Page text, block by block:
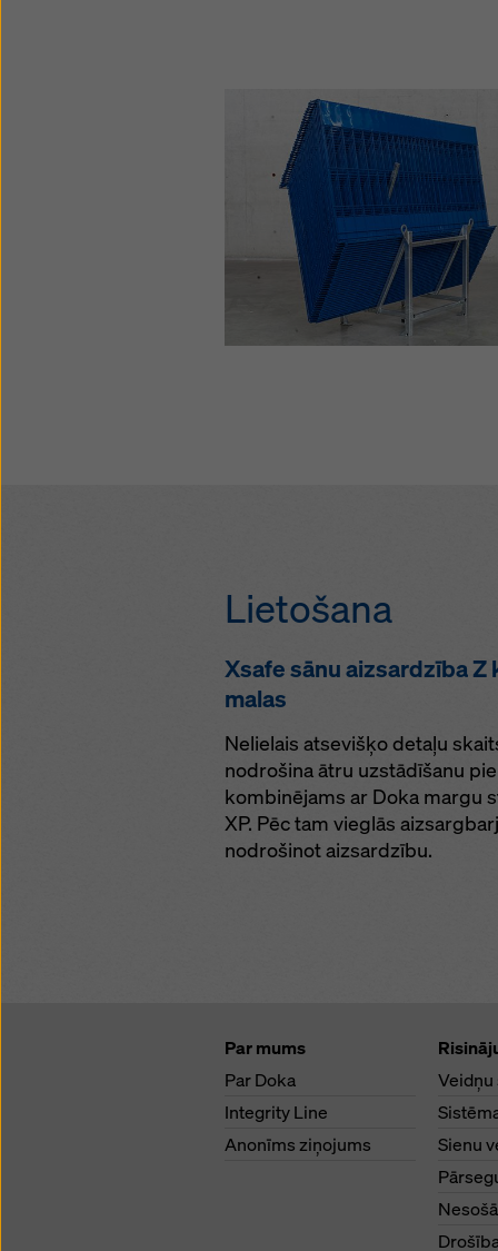
Lietošana
Xsafe sānu aizsardzība
malas
Nelielais atsevišķo detaļu
nodrošina ātru uzstādīšanu
kombinējams ar Doka margu
XP. Pēc tam vieglās
nodrošinot aizsardzību.
Par mums
Par Doka
Integrity Line
Anonīms ziņojums
Veidņu
Sienu